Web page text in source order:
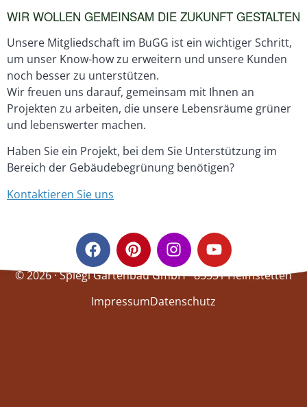
WIR WOLLEN GEMEINSAM DIE ZUKUNFT GESTALTEN
Unsere Mitgliedschaft im BuGG ist ein wichtiger Schritt,
um unser Know-how zu erweitern und unsere Kunden
noch besser zu unterstützen.
Wir freuen uns darauf, gemeinsam mit Ihnen an
Projekten zu arbeiten, die unsere Lebensräume grüner
und lebenswerter machen.
Haben Sie ein Projekt, bei dem Sie Unterstützung im
Bereich der Gebäudebegrünung benötigen?
Kontaktieren Sie uns
© 2026 · Spiegl Gartenbau GmbH · 85551 Heimstetten
ImpressumDatenschutz